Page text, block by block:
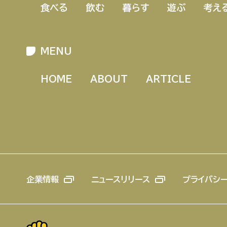
食べる 飲む 暮らす 遊ぶ 考え
MENU
HOME ABOUT ARTICLE
企業情報 ニュースリリース プライバシ